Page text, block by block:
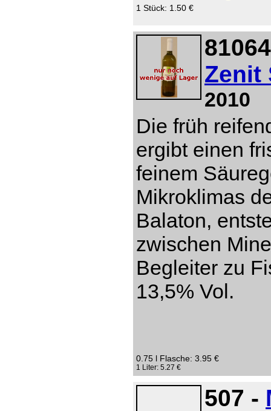
1 Stück: 1.50 €
Zenit
2010
Die früh
ergibt einen
feinem
Mikroklimas
Balaton,
zwischen
Begleiter zu
13,5% Vol.
0.75 l Flasche: 3.95 €
1 Liter: 5.27 €
507 -